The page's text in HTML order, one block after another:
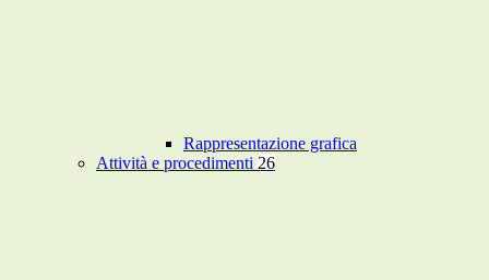
Rappresentazione grafica
Attività e procedimenti 26